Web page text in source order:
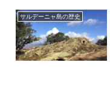
サルデーニャ島の歴史